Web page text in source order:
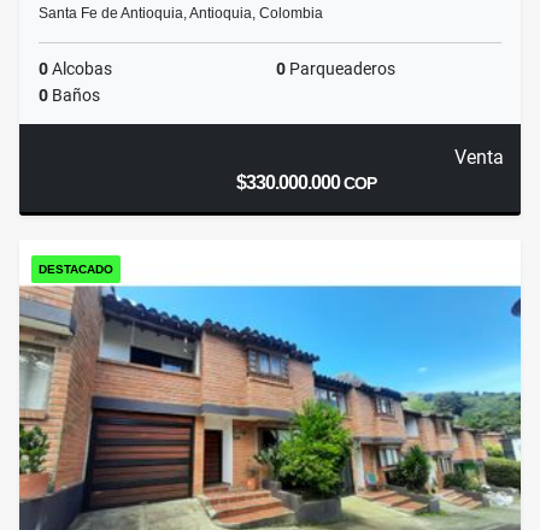
Santa Fe de Antioquia, Antioquia, Colombia
0Alcobas 0 Parqueaderos
0 Baños
Venta
$330.000.000COP
DESTACADO